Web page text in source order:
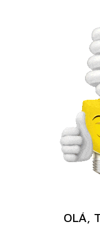
OLÁ,